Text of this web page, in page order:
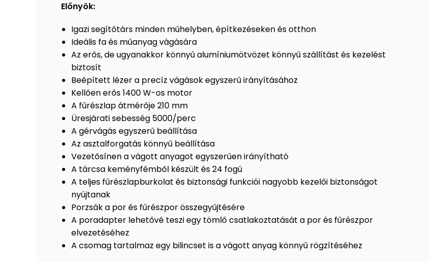
Előnyök:
Igazi segítőtárs minden műhelyben, építkezéseken és otthon
Ideális fa és műanyag vágására
Az erős, de ugyanakkor könnyű alumíniumötvözet könnyű szállítást és kezelést
biztosít
Beépített lézer a precíz vágások egyszerű irányításához
Kellően erős 1400 W-os motor
A fűrészlap átmérője 210 mm
Üresjárati sebesség 5000/perc
A gérvágás egyszerű beállítása
Az asztalforgatás könnyű beállítása
Vezetősínen a vágott anyagot egyszerűen irányítható
A tárcsa keményfémből készült és 24 fogú
A teljes fűrészlapburkolat és biztonsági funkciói nagyobb kezelői biztonságot
nyújtanak
Porzsák a por és fűrészpor összegyűjtésére
A poradapter lehetővé teszi egy tömlő csatlakoztatását a por és fűrészpor
elvezetéséhez
A csomag tartalmaz egy bilincset is a vágott anyag könnyű rögzítéséhez